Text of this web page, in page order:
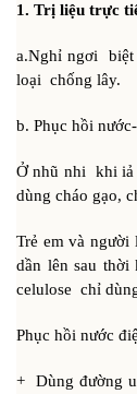
1. Trị liệu trực
a.Nghỉ ngơi biệt
loại chống lây.
b. Phục hồi
Ở nhũ nhi khi iả
dùng cháo gạo,
Trẻ em và
dần lên sau thời
celulose chỉ
Phục hồi nước
+ Dùng đường